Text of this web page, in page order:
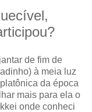
de fim de
à meia luz
da época
mais para ela o
onde conheci